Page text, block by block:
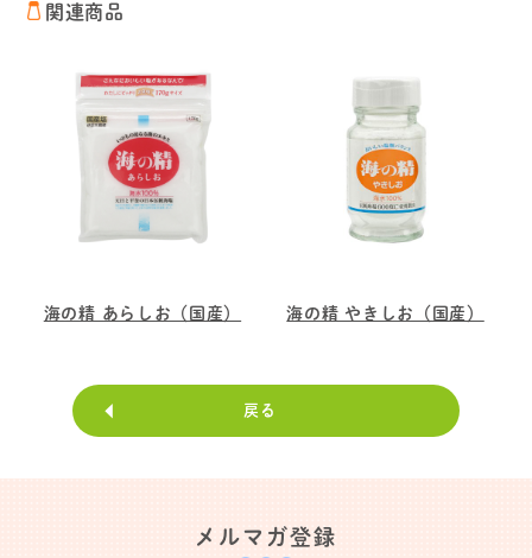
関連商品
海の精 あらしお（国産） 海の精 やきしお（国産）
戻る
メルマガ登録